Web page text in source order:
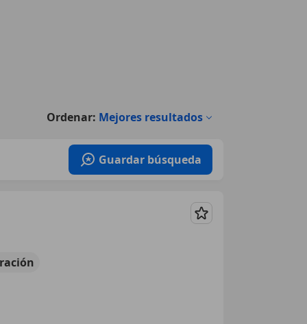
Ordenar: Mejores resultados
Guardar búsqueda
Guardar